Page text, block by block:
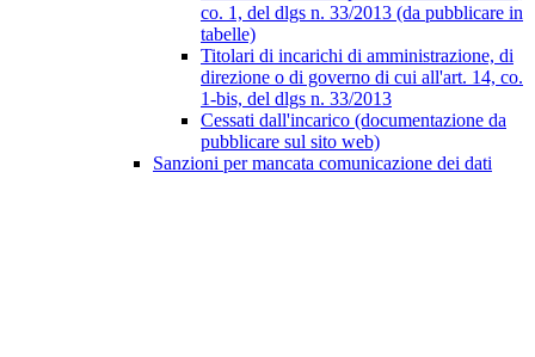
co. 1, del dlgs n. 33/2013 (da pubblicare in
tabelle)
Titolari di incarichi di amministrazione, di
direzione o di governo di cui all'art. 14, co.
1-bis, del dlgs n. 33/2013
Cessati dall'incarico (documentazione da
pubblicare sul sito web)
Sanzioni per mancata comunicazione dei dati